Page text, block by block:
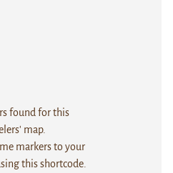
found for this
map.
markers to your
this shortcode.